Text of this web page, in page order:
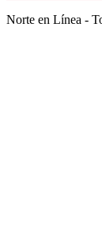
Norte en Línea -